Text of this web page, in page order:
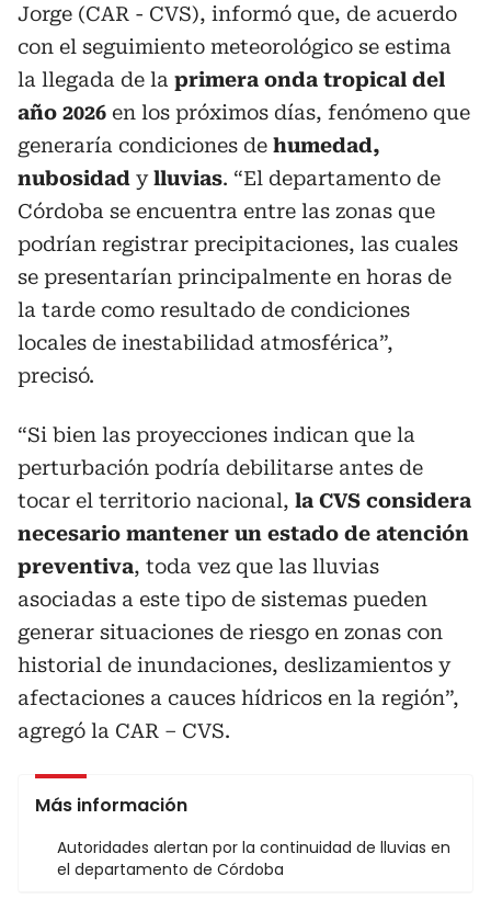
Jorge (CAR - CVS), informó que, de acuerdo
con el seguimiento meteorológico se estima
la llegada de la primera onda tropical del
año 2026 en los próximos días, fenómeno que
generaría condiciones de humedad,
nubosidad ylluvias. “El departamento de
Córdoba se encuentra entre las zonas que
podrían registrar precipitaciones, las cuales
se presentarían principalmente en horas de
la tarde como resultado de condiciones
locales de inestabilidad atmosférica”,
precisó.
“Si bien las proyecciones indican que la
perturbación podría debilitarse antes de
tocar el territorio nacional, la CVS considera
necesario mantener un estado de atención
preventiva, toda vez que las lluvias
asociadas a este tipo de sistemas pueden
generar situaciones de riesgo en zonas con
historial de inundaciones, deslizamientos y
afectaciones a cauces hídricos en la región”,
agregó la CAR – CVS.
Más información
Autoridades alertan por la continuidad de lluvias en
el departamento de Córdoba